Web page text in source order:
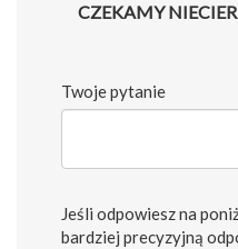
CZEKAMY
Twoje pytanie
Jeśli odpowiesz na
bardziej precyzyjną